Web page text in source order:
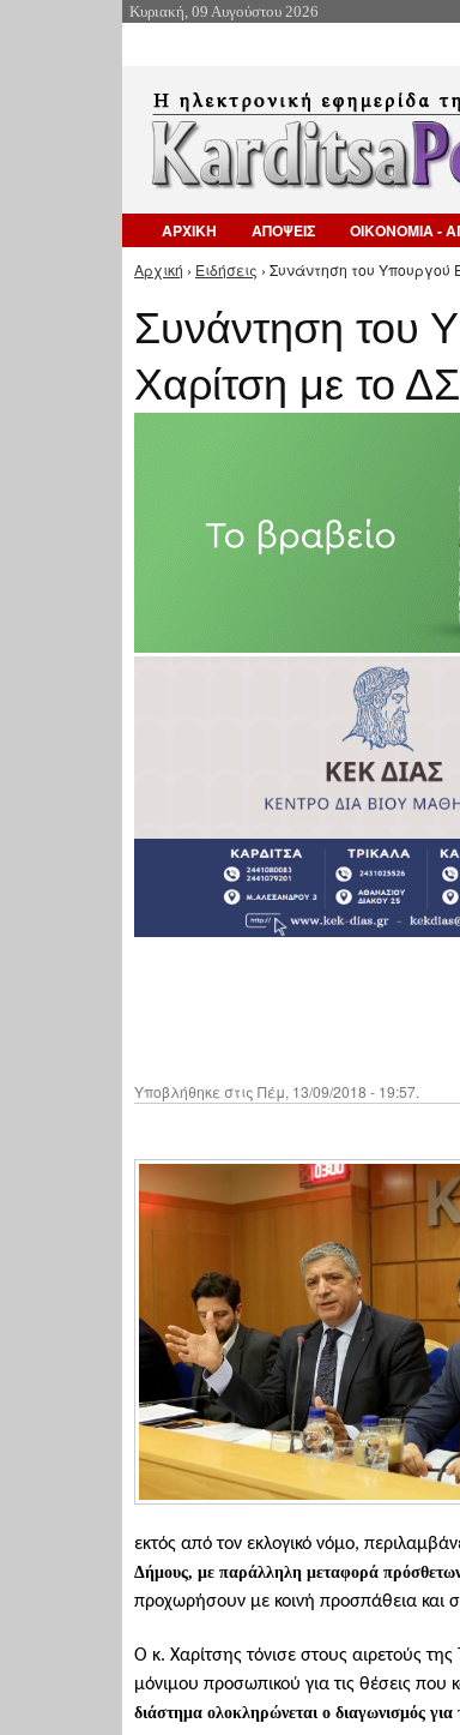
Κυριακή, 09 Αυγούστου 2026
ΑΡΧΙΚΗ ΑΠΟΨΕΙΣ ΟΙΚΟΝΟΜΙΑ -
Είστε εδώ
Αρχική › Ειδήσεις › Συνάντηση του Υπουργού
Συνάντηση του
Χαρίτση με το
Υποβλήθηκε στις Πέμ, 13/09/2018 - 19:57.
εκτός από τον εκλογικό νόμο,
Δήμους, με παράλληλη μεταφορά
προχωρήσουν με κοινή προσπάθεια και
Ο κ. Χαρίτσης τόνισε στους αιρετούς
μόνιμου προσωπικού για τις θέσεις που
διάστημα ολοκληρώνεται ο διαγωνισμός